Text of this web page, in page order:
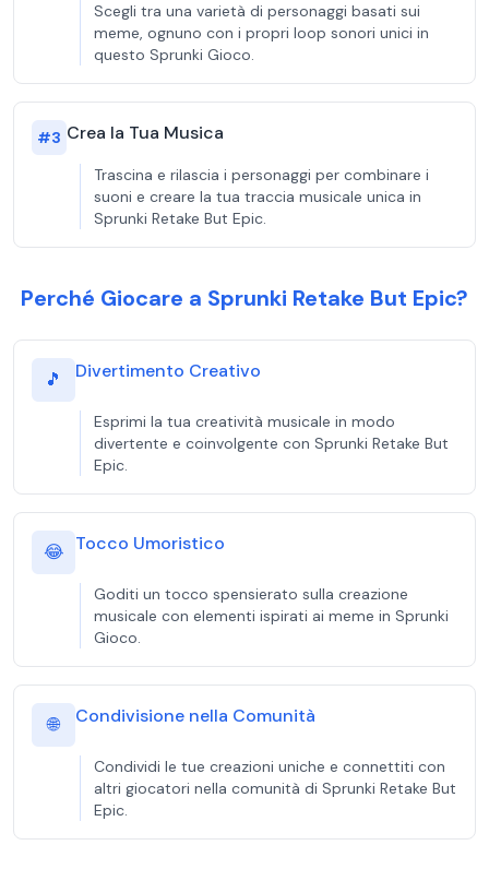
Scegli tra una varietà di personaggi basati sui
meme, ognuno con i propri loop sonori unici in
questo Sprunki Gioco.
#3 Crea la Tua Musica
Trascina e rilascia i personaggi per combinare i
suoni e creare la tua traccia musicale unica in
Sprunki Retake But Epic.
Perché Giocare a Sprunki Retake But Epic?
🎵 Divertimento Creativo
Esprimi la tua creatività musicale in modo
divertente e coinvolgente con Sprunki Retake But
Epic.
😂 Tocco Umoristico
Goditi un tocco spensierato sulla creazione
musicale con elementi ispirati ai meme in Sprunki
Gioco.
🌐 Condivisione nella Comunità
Condividi le tue creazioni uniche e connettiti con
altri giocatori nella comunità di Sprunki Retake But
Epic.